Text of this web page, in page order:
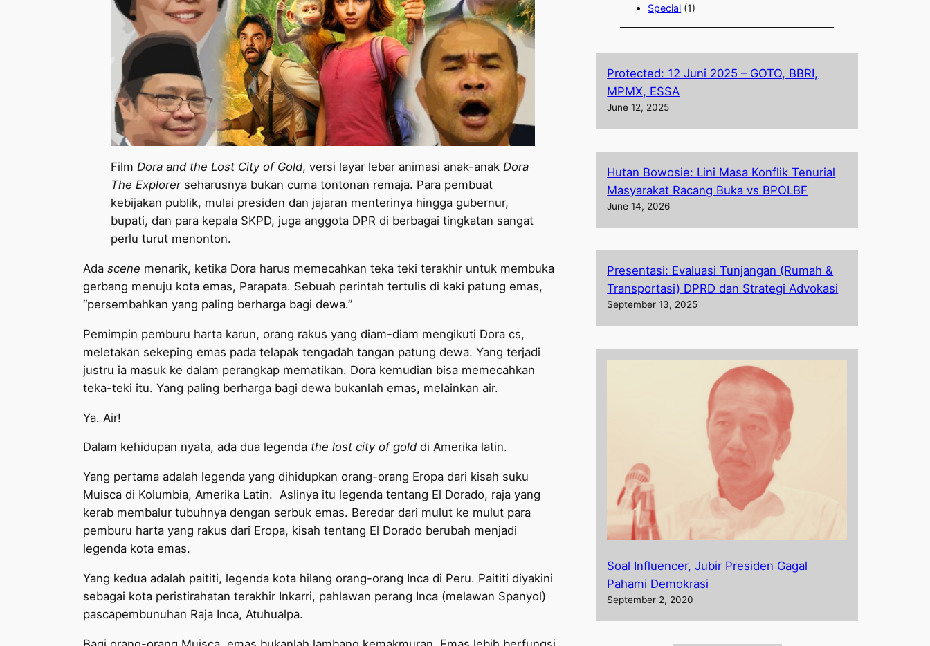
Film Dora and the Lost City of Gold, versi layar lebar animasi anak-anak Dora
The Explorerseharusnya bukan cuma tontonan remaja. Para pembuat
kebijakan publik, mulai presiden dan jajaran menterinya hingga gubernur,
bupati, dan para kepala SKPD, juga anggota DPR di berbagai tingkatan sangat
perlu turut menonton.
Ada scene menarik, ketika Dora harus memecahkan teka teki terakhir untuk membuka
gerbang menuju kota emas, Parapata. Sebuah perintah tertulis di kaki patung emas,
“persembahkan yang paling berharga bagi dewa.”
Pemimpin pemburu harta karun, orang rakus yang diam-diam mengikuti Dora cs,
meletakan sekeping emas pada telapak tengadah tangan patung dewa. Yang terjadi
justru ia masuk ke dalam perangkap mematikan. Dora kemudian bisa memecahkan
teka-teki itu. Yang paling berharga bagi dewa bukanlah emas, melainkan air.
Ya. Air!
Dalam kehidupan nyata, ada dua legenda the lost city of gold di Amerika latin.
Yang pertama adalah legenda yang dihidupkan orang-orang Eropa dari kisah suku
Muisca di Kolumbia, Amerika Latin. Aslinya itu legenda tentang El Dorado, raja yang
kerab membalur tubuhnya dengan serbuk emas. Beredar dari mulut ke mulut para
pemburu harta yang rakus dari Eropa, kisah tentang El Dorado berubah menjadi
legenda kota emas.
Yang kedua adalah paititi, legenda kota hilang orang-orang Inca di Peru. Paititi diyakini
sebagai kota peristirahatan terakhir Inkarri, pahlawan perang Inca (melawan Spanyol)
pascapembunuhan Raja Inca, Atuhualpa.
Special (1)
Protected: 12 Juni 2025 – GOTO, BBRI,
MPMX, ESSA
June 12, 2025
Hutan Bowosie: Lini Masa Konflik Tenurial
Masyarakat Racang Buka vs BPOLBF
June 14, 2026
Presentasi: Evaluasi Tunjangan (Rumah &
Transportasi) DPRD dan Strategi Advokasi
September 13, 2025
Soal Influencer, Jubir Presiden Gagal
Pahami Demokrasi
September 2, 2020